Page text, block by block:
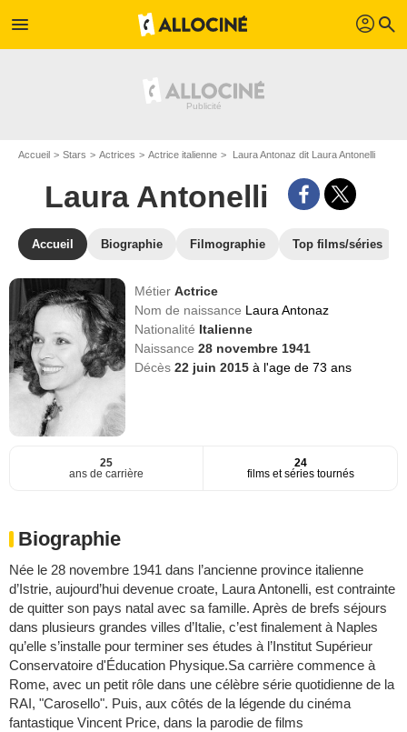
menu profil search
Accueil Stars Actrices Actrice italienne Laura Antonaz dit Laura Antonelli
Laura Antonelli
Accueil Biographie Filmographie Top films/séries
MétierActrice
Nom de naissance Laura Antonaz
Nationalité Italienne
Naissance28 novembre 1941
Décès22 juin 2015à l'age de 73 ans
25
ans de carrière
24
films et séries tournés
Biographie
Née le 28 novembre 1941 dans l’ancienne province italienne
d’Istrie, aujourd’hui devenue croate, Laura Antonelli, est contrainte
de quitter son pays natal avec sa famille. Après de brefs séjours
dans plusieurs grandes villes d’Italie, c’est finalement à Naples
qu’elle s’installe pour terminer ses études à l’Institut Supérieur
Conservatoire d'Éducation Physique.Sa carrière commence à
Rome, avec un petit rôle dans une célèbre série quotidienne de la
RAI, "Carosello". Puis, aux côtés de la légende du cinéma
fantastique Vincent Price, dans la parodie de films